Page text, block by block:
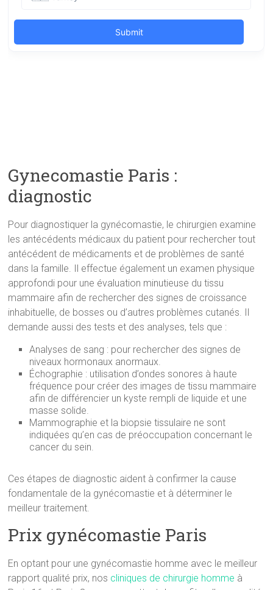
Gynecomastie Paris :
diagnostic
Pour diagnostiquer la gynécomastie, le chirurgien examine
les antécédents médicaux du patient pour rechercher tout
antécédent de médicaments et de problèmes de santé
dans la famille. Il effectue également un examen physique
approfondi pour une évaluation minutieuse du tissu
mammaire afin de rechercher des signes de croissance
inhabituelle, de bosses ou d’autres problèmes cutanés. Il
demande aussi des tests et des analyses, tels que :
Analyses de sang : pour rechercher des signes de
niveaux hormonaux anormaux.
Échographie : utilisation d’ondes sonores à haute
fréquence pour créer des images de tissu mammaire
afin de différencier un kyste rempli de liquide et une
masse solide.
Mammographie et la biopsie tissulaire ne sont
indiquées qu’en cas de préoccupation concernant le
cancer du sein.
Ces étapes de diagnostic aident à confirmer la cause
fondamentale de la gynécomastie et à déterminer le
meilleur traitement.
Prix gynécomastie Paris
En optant pour une gynécomastie homme avec le meilleur
rapport qualité prix, nos cliniques de chirurgie homme à